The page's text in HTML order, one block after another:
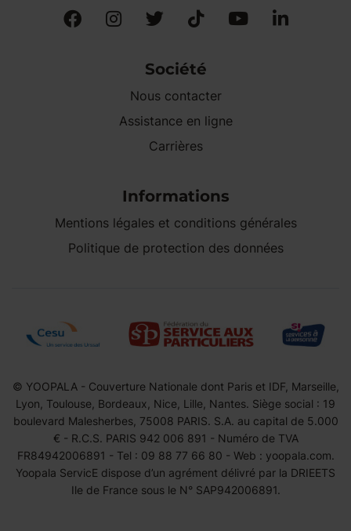
Société
Nous contacter
Assistance en ligne
Carrières
Informations
Mentions légales et conditions générales
Politique de protection des données
© YOOPALA - Couverture Nationale dont Paris et IDF, Marseille,
Lyon, Toulouse, Bordeaux, Nice, Lille, Nantes. Siège social : 19
boulevard Malesherbes, 75008 PARIS. S.A. au capital de 5.000
€ - R.C.S. PARIS 942 006 891 - Numéro de TVA
FR84942006891 - Tel : 09 88 77 66 80 - Web : yoopala.com.
Yoopala ServicE dispose d’un agrément délivré par la DRIEETS
Ile de France sous le N° SAP942006891.